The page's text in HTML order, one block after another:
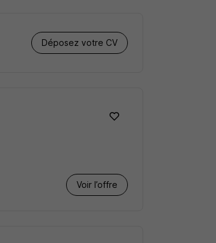
Déposez votre CV
Voir l’offre